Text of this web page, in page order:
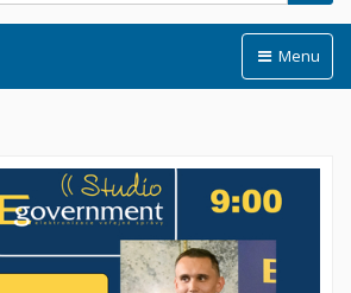
Menu